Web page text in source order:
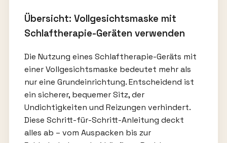
Übersicht: Vollgesichtsmaske mit
Schlaftherapie-Geräten verwenden
Die Nutzung eines Schlaftherapie-Geräts mit
einer Vollgesichtsmaske bedeutet mehr als
nur eine Grundeinrichtung. Entscheidend ist
ein sicherer, bequemer Sitz, der
Undichtigkeiten und Reizungen verhindert.
Diese Schritt-für-Schritt-Anleitung deckt
alles ab – vom Auspacken bis zur